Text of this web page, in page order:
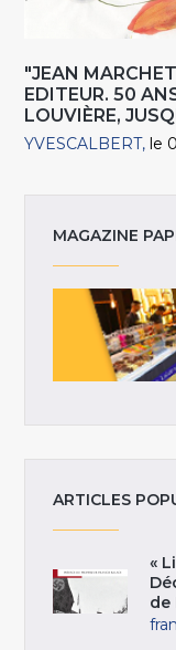
"JEAN
EDITEUR. 50
LOUVIÈRE,
YVESCALBERT le
MAGAZINE
ARTICLES
«
de